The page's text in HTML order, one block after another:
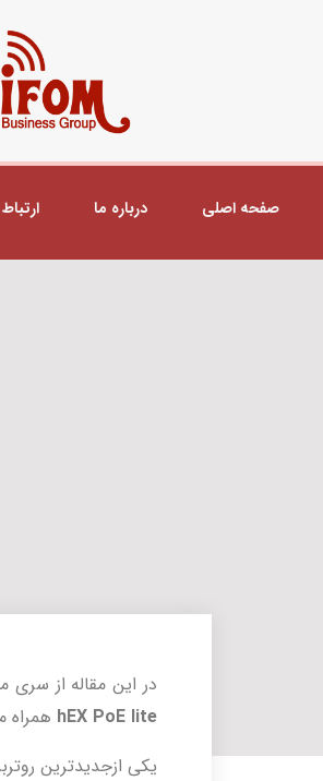
صفحه اصلی درباره ما
در این مقاله از
hEX PoE lite همراه